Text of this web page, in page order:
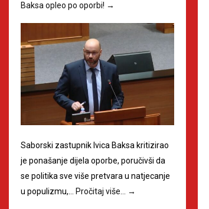
Baksa opleo po oporbi! →
Saborski zastupnik Ivica Baksa kritizirao
je ponašanje dijela oporbe, poručivši da
se politika sve više pretvara u natjecanje
u populizmu,… Pročitaj više… →